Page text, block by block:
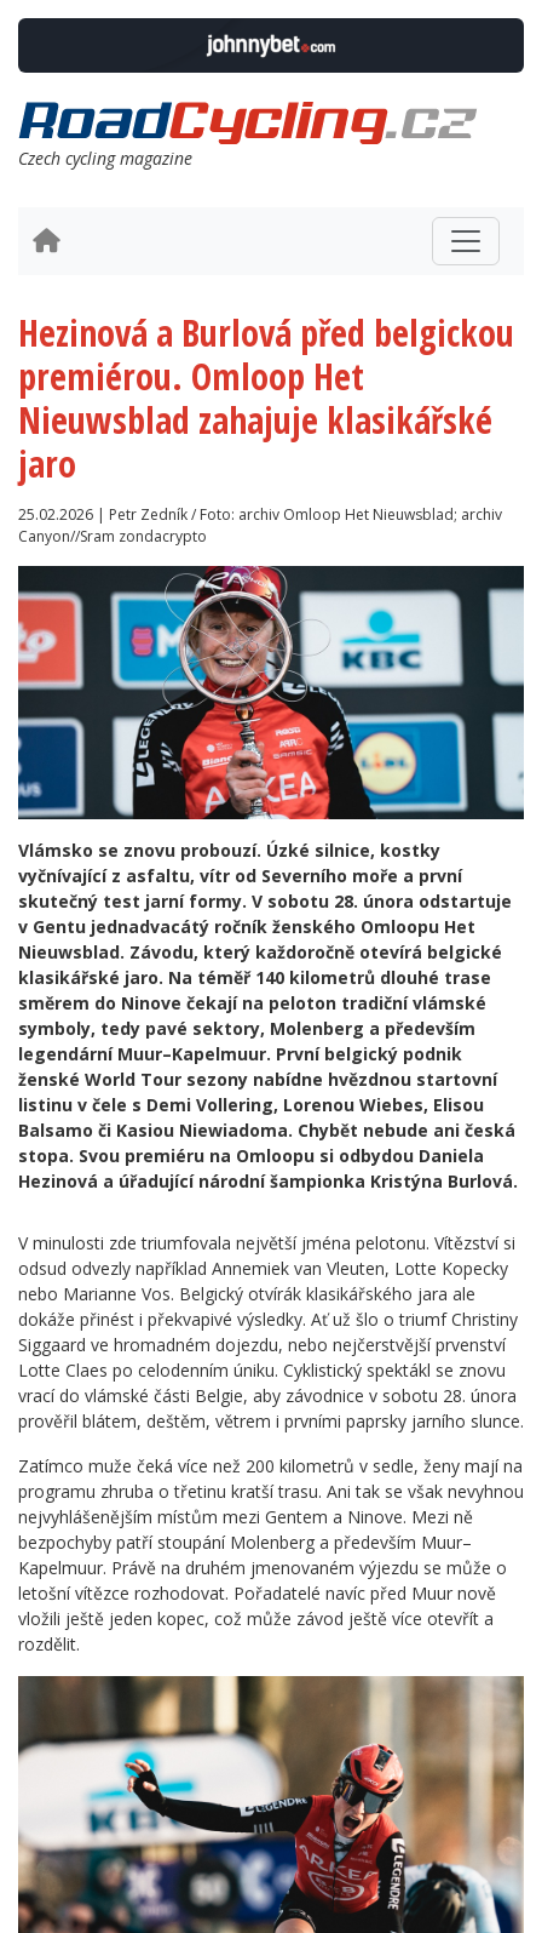
Czech cycling magazine
Hezinová a Burlová před belgickou
premiérou. Omloop Het
Nieuwsblad zahajuje klasikářské
jaro
25.02.2026 | Petr Zedník / Foto: archiv Omloop Het Nieuwsblad; archiv
Canyon//Sram zondacrypto
Vlámsko se znovu probouzí. Úzké silnice, kostky
vyčnívající z asfaltu, vítr od Severního moře a první
skutečný test jarní formy. V sobotu 28. února odstartuje
v Gentu jednadvacátý ročník ženského Omloopu Het
Nieuwsblad. Závodu, který každoročně otevírá belgické
klasikářské jaro. Na téměř 140 kilometrů dlouhé trase
směrem do Ninove čekají na peloton tradiční vlámské
symboly, tedy pavé sektory, Molenberg a především
legendární Muur–Kapelmuur. První belgický podnik
ženské World Tour sezony nabídne hvězdnou startovní
listinu v čele s Demi Vollering, Lorenou Wiebes, Elisou
Balsamo či Kasiou Niewiadoma. Chybět nebude ani česká
stopa. Svou premiéru na Omloopu si odbydou Daniela
Hezinová a úřadující národní šampionka Kristýna Burlová.
V minulosti zde triumfovala největší jména pelotonu. Vítězství si
odsud odvezly například Annemiek van Vleuten, Lotte Kopecky
nebo Marianne Vos. Belgický otvírák klasikářského jara ale
dokáže přinést i překvapivé výsledky. Ať už šlo o triumf Christiny
Siggaard ve hromadném dojezdu, nebo nejčerstvější prvenství
Lotte Claes po celodenním úniku. Cyklistický spektákl se znovu
vrací do vlámské části Belgie, aby závodnice v sobotu 28. února
prověřil blátem, deštěm, větrem i prvními paprsky jarního slunce.
Zatímco muže čeká více než 200 kilometrů v sedle, ženy mají na
programu zhruba o třetinu kratší trasu. Ani tak se však nevyhnou
nejvyhlášenějším místům mezi Gentem a Ninove. Mezi ně
bezpochyby patří stoupání Molenberg a především Muur–
Kapelmuur. Právě na druhém jmenovaném výjezdu se může o
letošní vítězce rozhodovat. Pořadatelé navíc před Muur nově
vložili ještě jeden kopec, což může závod ještě více otevřít a
rozdělit.